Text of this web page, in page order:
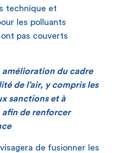
technique et
les polluants
pas couverts
amélioration du cadre
de l’air, y compris les
sanctions et à
de renforcer
de fusionner les